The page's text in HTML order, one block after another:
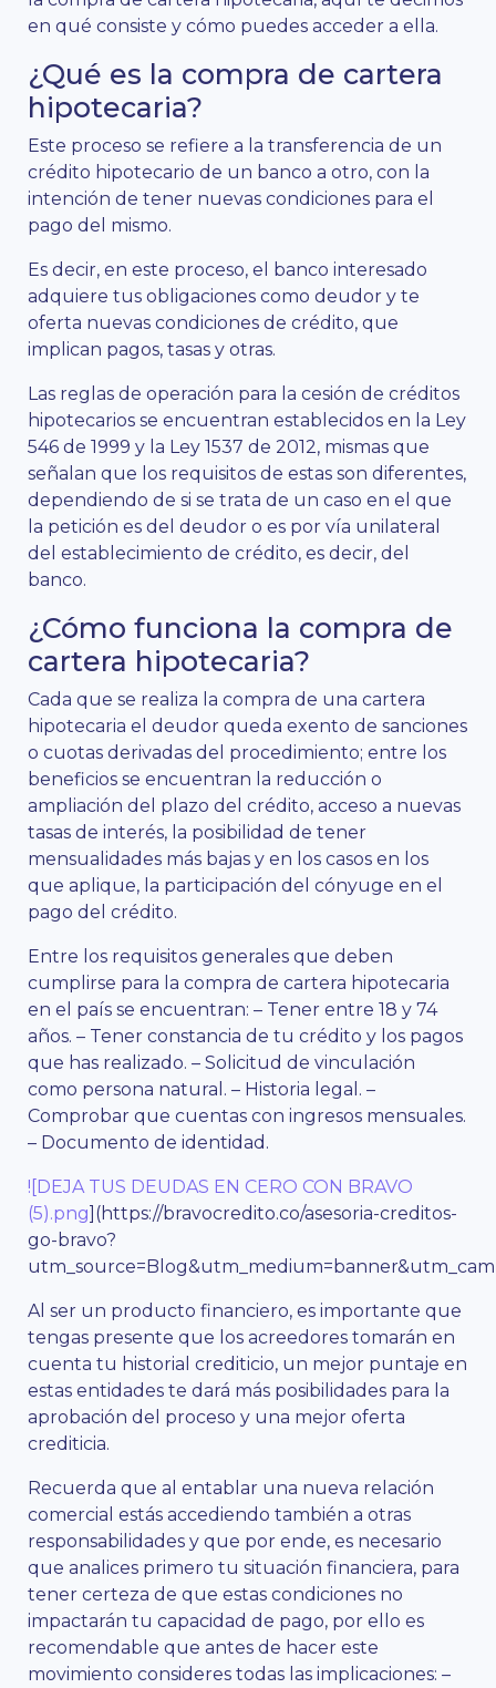
en qué consiste y cómo puedes acceder a ella.
¿Qué es la compra de cartera
hipotecaria?
Este proceso se refiere a la transferencia de un
crédito hipotecario de un banco a otro, con la
intención de tener nuevas condiciones para el
pago del mismo.
Es decir, en este proceso, el banco interesado
adquiere tus obligaciones como deudor y te
oferta nuevas condiciones de crédito, que
implican pagos, tasas y otras.
Las reglas de operación para la cesión de créditos
hipotecarios se encuentran establecidos en la Ley
546 de 1999 y la Ley 1537 de 2012, mismas que
señalan que los requisitos de estas son diferentes,
dependiendo de si se trata de un caso en el que
la petición es del deudor o es por vía unilateral
del establecimiento de crédito, es decir, del
banco.
¿Cómo funciona la compra de
cartera hipotecaria?
Cada que se realiza la compra de una cartera
hipotecaria el deudor queda exento de sanciones
o cuotas derivadas del procedimiento; entre los
beneficios se encuentran la reducción o
ampliación del plazo del crédito, acceso a nuevas
tasas de interés, la posibilidad de tener
mensualidades más bajas y en los casos en los
que aplique, la participación del cónyuge en el
pago del crédito.
Entre los requisitos generales que deben
cumplirse para la compra de cartera hipotecaria
en el país se encuentran: – Tener entre 18 y 74
años. – Tener constancia de tu crédito y los pagos
que has realizado. – Solicitud de vinculación
como persona natural. – Historia legal. –
Comprobar que cuentas con ingresos mensuales.
– Documento de identidad.
![DEJA TUS DEUDAS EN CERO CON BRAVO
(5).png](https://bravocredito.co/asesoria-creditos-
go-bravo?
Al ser un producto financiero, es importante que
tengas presente que los acreedores tomarán en
cuenta tu historial crediticio, un mejor puntaje en
estas entidades te dará más posibilidades para la
aprobación del proceso y una mejor oferta
crediticia.
Recuerda que al entablar una nueva relación
comercial estás accediendo también a otras
responsabilidades y que por ende, es necesario
que analices primero tu situación financiera, para
tener certeza de que estas condiciones no
impactarán tu capacidad de pago, por ello es
recomendable que antes de hacer este
movimiento consideres todas las implicaciones: –